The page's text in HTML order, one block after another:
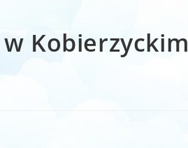
Kobierzyckim